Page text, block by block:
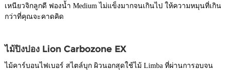
เหนียวจิกลูกดี ฟองน้ำ Medium ไม่แข็งมากจนเกินไป ให้ความหมุนที่เกิน
กว่าที่คุณจะคาดคิด
ไม้ปิงปอง Lion Carbozone EX
ไม้คาร์บอนไฟเบอร์ สไตล์บุก ผิวนอกสุดใช้ไม้ Limba ที่ผ่านการอบจน